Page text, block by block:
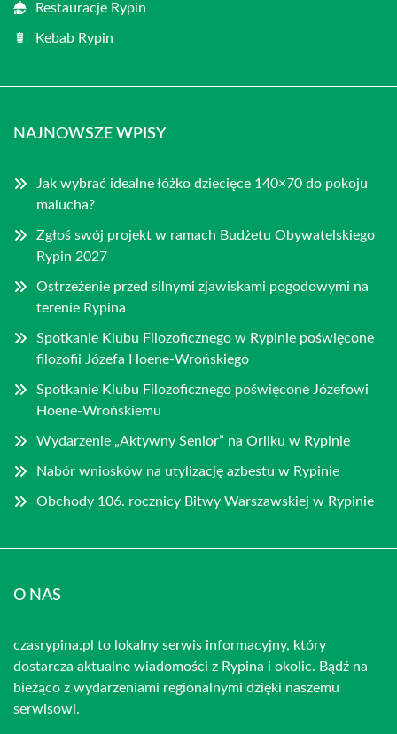
Restauracje Rypin
Kebab Rypin
NAJNOWSZE WPISY
Jak wybrać idealne łóżko dziecięce 140×70 do pokoju
malucha?
Zgłoś swój projekt w ramach Budżetu Obywatelskiego
Rypin 2027
Ostrzeżenie przed silnymi zjawiskami pogodowymi na
terenie Rypina
Spotkanie Klubu Filozoficznego w Rypinie poświęcone
filozofii Józefa Hoene-Wrońskiego
Spotkanie Klubu Filozoficznego poświęcone Józefowi
Hoene-Wrońskiemu
Wydarzenie „Aktywny Senior” na Orliku w Rypinie
Nabór wniosków na utylizację azbestu w Rypinie
Obchody 106. rocznicy Bitwy Warszawskiej w Rypinie
O NAS
czasrypina.pl to lokalny serwis informacyjny, który
dostarcza aktualne wiadomości z Rypina i okolic. Bądź na
bieżąco z wydarzeniami regionalnymi dzięki naszemu
serwisowi.